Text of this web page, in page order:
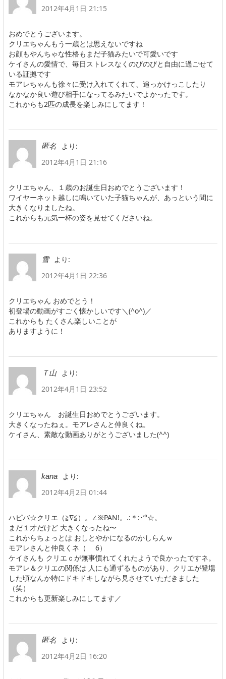
2012年4月1日 21:15
おめでとうございます。
クリエちゃんもう一歳とは思えないですね
お顔もやんちゃな性格もまだ子猫みたいで可愛いです
ケイさんの愛情で、毎日ストレスなくのびのびと自由に過ごせて
いる証拠です
モアレちゃんも徐々に受け入れてくれて、追っかけっこしたり
なかなか良い遊び相手になってるみたいでよかったです。
これからも2匹の成長を楽しみにしてます！
匿名
より:
2012年4月1日 21:16
クリエちゃん、１歳のお誕生日おめでとうございます！
ワイヤーネット越しに鳴いていた子猫ちゃんが、あっという間に
大きくなりましたね。
これからも元気一杯の姿を見せてくださいね。
雪
より:
2012年4月1日 22:36
クリエちゃん おめでとう！
初登場の動画がすごく懐かしいです＼(^o^)／
これからも たくさん楽しいことが
ありますように！
Ｔ山
より:
2012年4月1日 23:52
クリエちゃん お誕生日おめでとうございます。
大きくなったねぇ。モアレさんと仲良くね。
ケイさん、素敵な動画ありがとうございました(^^)
kana
より:
2012年4月2日 01:44
ハピバ☆クリエ（≧∇≦）。∠※PAN!。.:＊:･’°☆。
まだ１才だけど 大きくなったね〜
これからちょっとは おしとやかになるのかしらんｗ
モアレさんと仲良くネ（ゝ 6）
ケイさんも クリエｃが無事慣れてくれたようで良かったですネ。
モアレ＆クリエの関係は 人にも通ずるものがあり、クリエが登場
した頃なんか特にドキドキしながら見させていただきました
（笑）
これからも更新楽しみにしてます／
匿名
より:
2012年4月2日 16:20